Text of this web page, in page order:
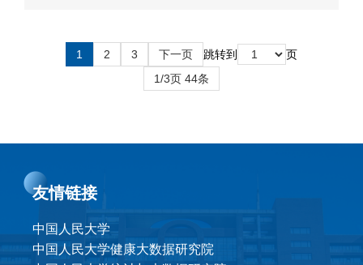
1 2 3 下一页 跳转到
页
1/3页 44条
友情链接
中国人民大学
中国人民大学健康大数据研究院